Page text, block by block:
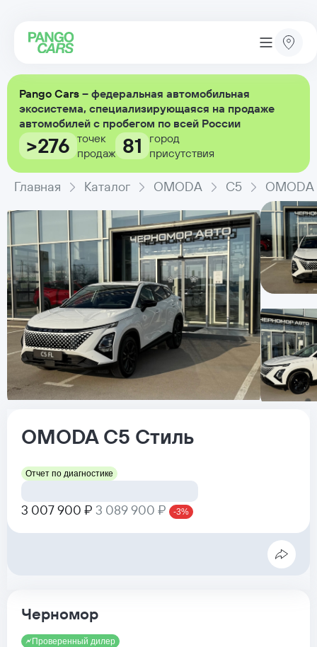
Pango Cars – федеральная автомобильная
экосистема, специализирующаяся на продаже
автомобилей с пробегом по всей России
>276 точек
продаж 81
город
присутствия
Главная Каталог OMODA C5 OMODA
OMODAC5 Стиль
Отчет по диагностике
3 007 900 ₽ 3 089 900 ₽ -3%
Черномор
Проверенный дилер